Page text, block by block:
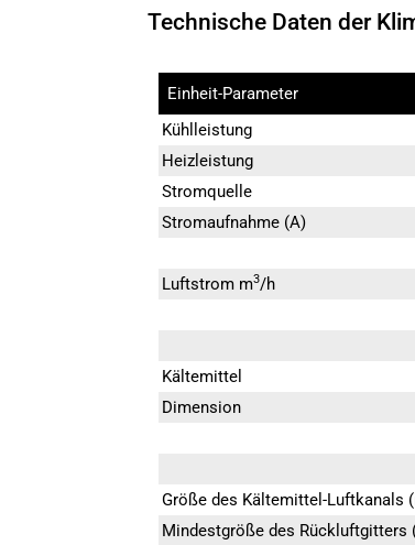
Technische Daten der
Einheit-Parameter
Kühlleistung
Heizleistung
Stromquelle
Stromaufnahme (A)
Luftstrom m3/h
Kältemittel
Dimension
Größe des Kältemittel-Luftkanals
Mindestgröße des Rückluftgitters